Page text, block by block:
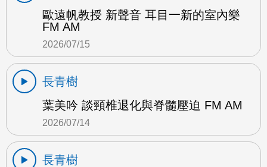
歐遠帆教授 新聲音 耳目一新的室內樂
FM AM
2026/07/15
長青樹
葉美吟 談頸椎退化與脊髓壓迫 FM AM
2026/07/14
長青樹